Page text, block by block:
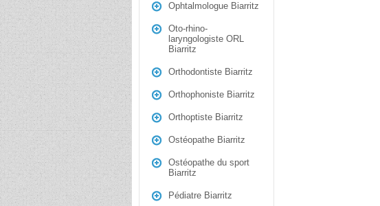
Ophtalmologue Biarritz
Oto-rhino-
laryngologiste ORL
Biarritz
Orthodontiste Biarritz
Orthophoniste Biarritz
Orthoptiste Biarritz
Ostéopathe Biarritz
Ostéopathe du sport
Biarritz
Pédiatre Biarritz